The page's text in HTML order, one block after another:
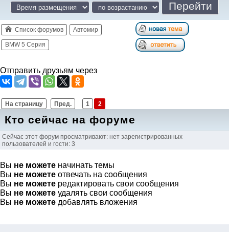
Список форумов Автомир
BMW 5 Серия
Отправить друзьям через
На страницу Пред. 1 2
Кто сейчас на форуме
Сейчас этот форум просматривают: нет зарегистрированных
пользователей и гости: 3
Вы не можете начинать темы
Вы не можете отвечать на сообщения
Вы не можете редактировать свои сообщения
Вы не можете удалять свои сообщения
Вы не можете добавлять вложения